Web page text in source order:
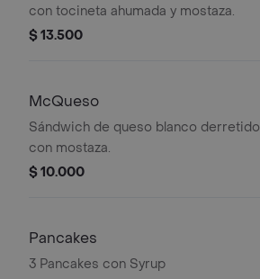
con tocineta ahumada y mostaza.
$ 13.500
McQueso
Sándwich de queso blanco derretido
con mostaza.
$ 10.000
Pancakes
3 Pancakes con Syrup